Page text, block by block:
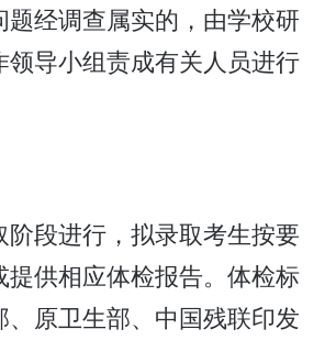
题经调查属实的，由学校研
领导小组责成有关人员进行
阶段进行，拟录取考生按要
提供相应体检报告。体检标
、原卫生部、中国残联印发